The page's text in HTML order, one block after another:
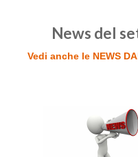
News del
Vedi anche le NEWS